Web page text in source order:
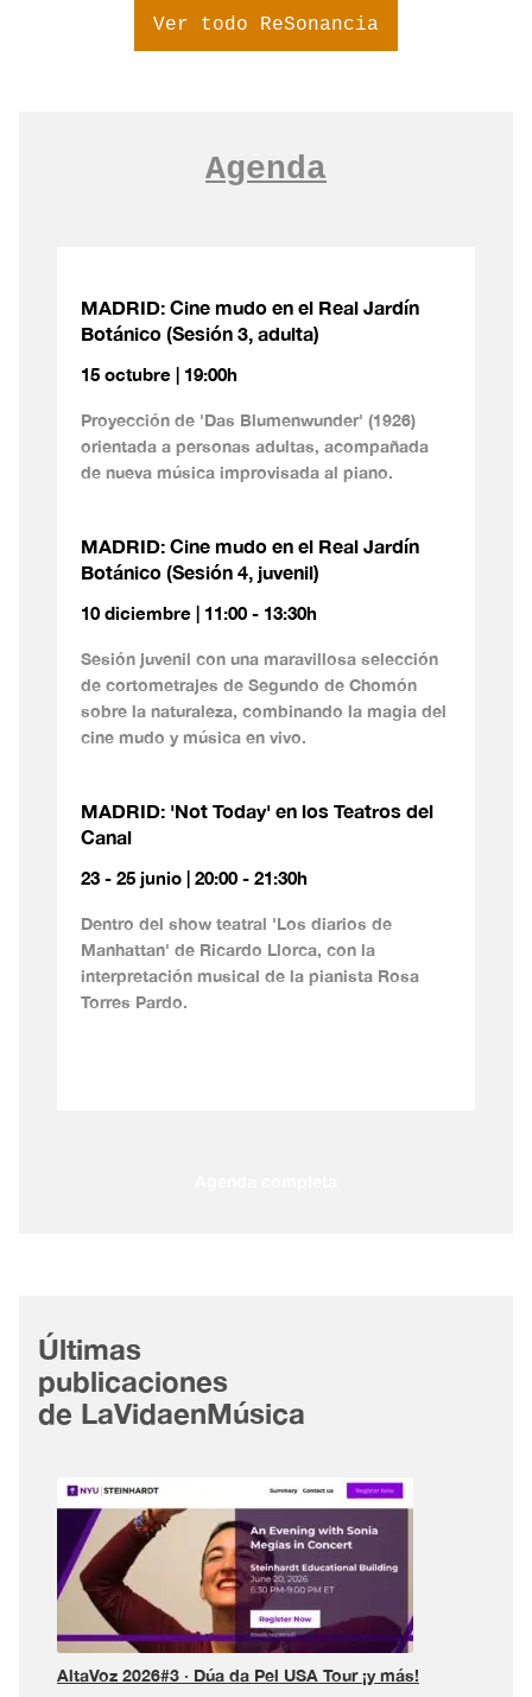
Ver todo ReSonancia
Agenda
MADRID: Cine mudo en el Real Jardín
Botánico (Sesión 3, adulta)
15 octubre | 19:00h
Proyección de 'Das Blumenwunder' (1926)
orientada a personas adultas, acompañada
de nueva música improvisada al piano.
MADRID: Cine mudo en el Real Jardín
Botánico (Sesión 4, juvenil)
10 diciembre | 11:00 - 13:30h
Sesión juvenil con una maravillosa selección
de cortometrajes de Segundo de Chomón
sobre la naturaleza, combinando la magia del
cine mudo y música en vivo.
MADRID: 'Not Today' en los Teatros del
Canal
23 - 25 junio | 20:00 - 21:30h
Dentro del show teatral 'Los diarios de
Manhattan' de Ricardo Llorca, con la
interpretación musical de la pianista Rosa
Torres Pardo.
Últimas
publicaciones
de LaVidaenMúsica
AltaVoz 2026#3 · Dúa da Pel USA Tour ¡y más!